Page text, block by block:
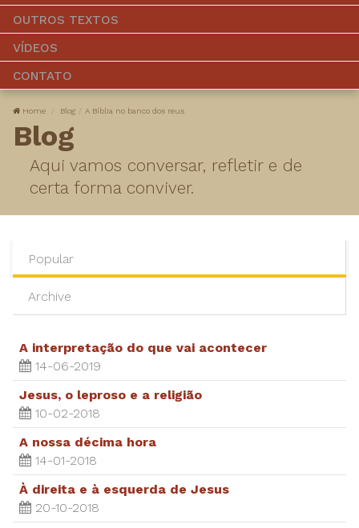
OUTROS TEXTOS
VÍDEOS
CONTATO
Home Blog A Bíblia no banco dos reus
Blog
Aqui vamos conversar, refletir e de
certa forma conviver.
Popular
Archive
A interpretação do que vai acontecer
14-06-2019
Jesus, o leproso e a religião
10-02-2018
A nossa décima hora
14-01-2018
À direita e à esquerda de Jesus
20-10-2018